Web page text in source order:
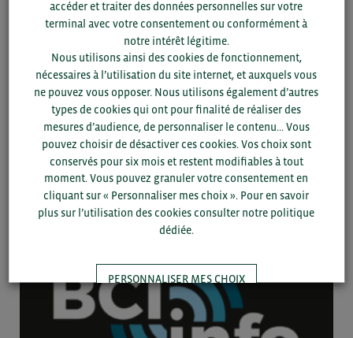
Guides pour s’implanter sur les marchés agroalimentaires
Donnée
accéder et traiter des données personnelles sur votre
terminal avec votre consentement ou conformément à
notre intérêt légitime.
Nous utilisons ainsi des cookies de fonctionnement,
nécessaires à l’utilisation du site internet, et auxquels vous
ne pouvez vous opposer. Nous utilisons également d’autres
types de cookies qui ont pour finalité de réaliser des
mesures d’audience, de personnaliser le contenu... Vous
pouvez choisir de désactiver ces cookies. Vos choix sont
conservés pour six mois et restent modifiables à tout
moment. Vous pouvez granuler votre consentement en
cliquant sur « Personnaliser mes choix ». Pour en savoir
plus sur l’utilisation des cookies consulter notre politique
dédiée.
PERSONNALISER MES CHOIX
TOUT ACCEPTER